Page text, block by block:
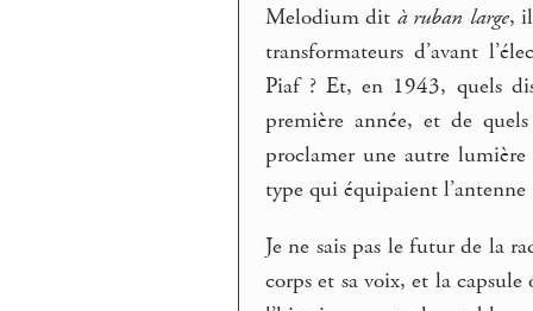
Melodium dit à ruban large,
transformateurs d’avant
Piaf ? Et, en 1943, quels
première année, et de
proclamer une autre
type qui équipaient l’antenne
Je ne sais pas le futur de la
corps et sa voix, et la